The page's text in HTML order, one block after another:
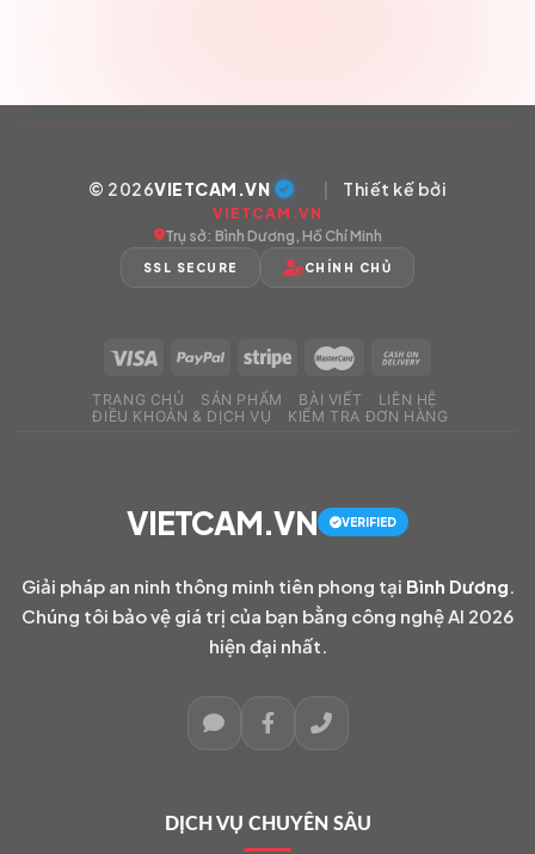
© 2026VIETCAM.VN | Thiết kế bởi
VIETCAM.VN
Trụ sở: Bình Dương, Hồ Chí Minh
SSL SECURE CHÍNH CHỦ
TRANG CHỦ SẢN PHẨM BÀI VIẾT
LIÊN HỆ
ĐIỀU KHOẢN & DỊCH VỤ
KIỂM TRA ĐƠN HÀNG
VIETCAM.VN VERIFIED
Giải pháp an ninh thông minh tiên phong tại Bình Dương
Chúng tôi bảo vệ giá trị của bạn bằng công nghệ AI 2026
hiện đại nhất.
DỊCH VỤ CHUYÊN SÂU